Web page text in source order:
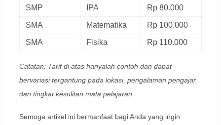
SMP IPA Rp 80.000
SMA Matematika Rp 100.000
SMA Fisika Rp 110.000
Catatan: Tarif di atas hanyalah contoh dan dapat
bervariasi tergantung pada lokasi, pengalaman pengajar,
dan tingkat kesulitan mata pelajaran.
Semoga artikel ini bermanfaat bagi Anda yang ingin